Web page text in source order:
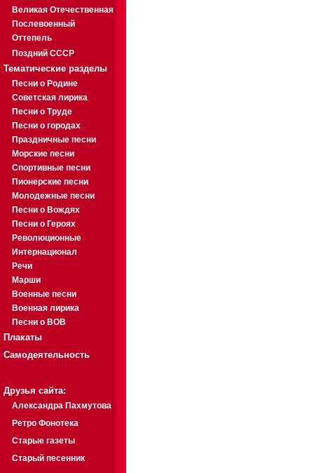
Великая Отечественная
Послевоенный
Оттепель
Поздний СССР
Тематические разделы
Песни о Родине
Советская лирика
Песни о Труде
Песни о городах
Праздничные песни
Морские песни
Спортивные песни
Пионерские песни
Молодежные песни
Песни о Вождях
Песни о Героях
Революционные
Интернационал
Речи
Марши
Военные песни
Военная лирика
Песни о ВОВ
Плакаты
Самодеятельность
Друзья сайта:
Александра Пахмутова
Ретро Фонотека
Старые газеты
Старый песенник